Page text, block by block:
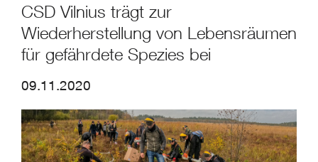
CSD Vilnius trägt zur
Wiederherstellung von Lebensräumen
für gefährdete Spezies bei
09.11.2020